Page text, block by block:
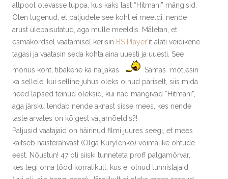
allpool olevasse tuppa, kus kaks last “Hitmani” mängisid.
Olen lugenud, et paljudele see koht ei meeldi, nende
arust ülepaisutatud, aga mulle meeldis. Mäletan, et
esmakordsel vaatamisel kerisin BS Player’it alati veidikene
tagasi ja vaatasin seda kohta aina uuesti ja uuesti. See
mõnus koht, tibakene ka naljakas
Samas mõtlesin
ka sellele: kui selline juhus oleks olnud päriselt, siis mida
need lapsed teinud oleksid, kui nad mängivad “Hitmani”,
aga järsku lendab nende aknast sisse mees, kes nende
laste arvates on kõigest väljamõeldis?!
Paljusid vaatajaid on häirinud filmi juures seegi, et mees
kaitseb naisterahvast (Olga Kurylenko) võimalike ohtude
eest. Nõustun! 47 oli siiski tunneteta proff palgamõrvar,
kes tegi oma tööd korralikult, kus ei olnud tunnistajaid